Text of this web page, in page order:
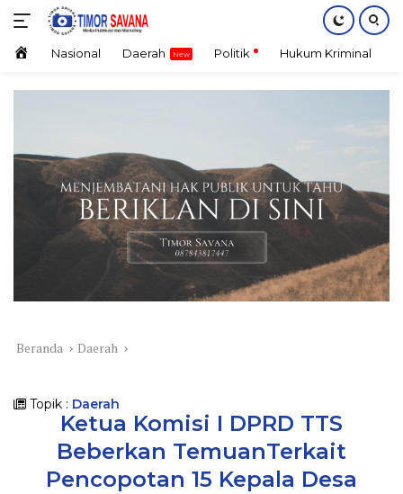
Langsung
konten HomeNasional Daerah Politik Hukum Kriminal
Beranda Daerah
Topik : Daerah
Ketua Komisi I DPRD TTS
Beberkan TemuanTerkait
Pencopotan 15 Kepala Desa